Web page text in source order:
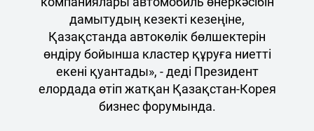
дамытудың кезекті кезеңіне,
Қазақстанда автокөлік бөлшектерін
өндіру бойынша кластер құруға ниетті
екені қуантады», - деді Президент
елордада өтіп жатқан Қазақстан-Корея
бизнес форумында.